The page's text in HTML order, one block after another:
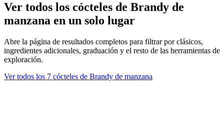
Ver todos los cócteles de Brandy de
manzana en un solo lugar
Abre la página de resultados completos para filtrar por clásicos,
ingredientes adicionales, graduación y el resto de las herramientas de
exploración.
Ver todos los 7 cócteles de Brandy de manzana